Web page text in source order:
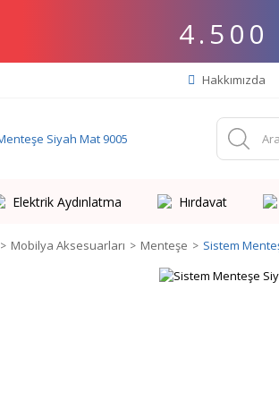
4.500
Hakkımızda
Elektrik Aydınlatma Hırdavat
Mobilya Aksesuarları Menteşe Sistem